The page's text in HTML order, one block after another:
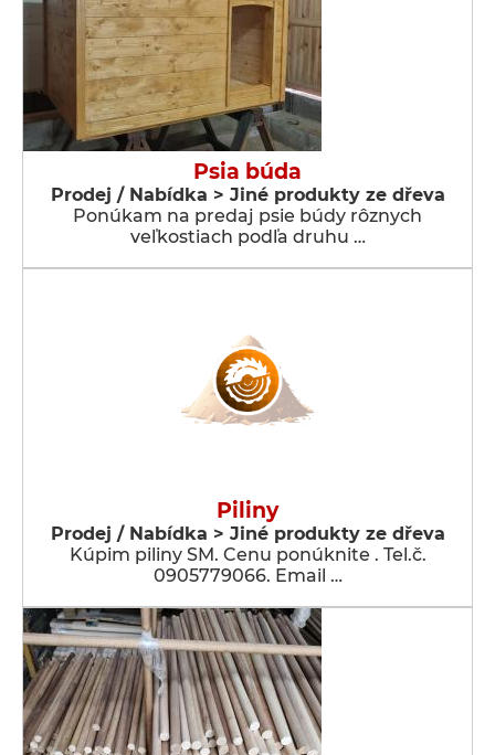
Psia búda
Prodej / Nabídka > Jiné produkty ze dřeva
Ponúkam na predaj psie búdy rôznych
veľkostiach podľa druhu …
Piliny
Prodej / Nabídka > Jiné produkty ze dřeva
Kúpim piliny SM. Cenu ponúknite . Tel.č.
0905779066. Email …